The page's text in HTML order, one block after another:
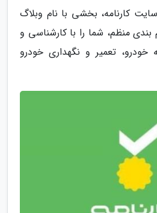
کارنامه، بخشی با نام وبلاگ
بندی منظم، شما را با کارشناسی و
خودرو، تعمیر و نگهداری خودرو